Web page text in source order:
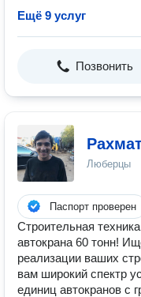
Ещё 9 услуг
Позвонить
Люберцы
Паспорт проверен
Строительная
автокрана 60 тонн!
реализации ваших
вам широкий спектр
единиц автокранов с